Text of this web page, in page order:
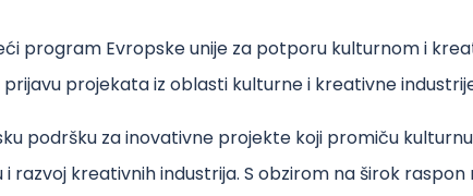
program Evropske unije za potporu kulturnom i
projekata iz oblasti kulturne i kreativne
podršku za inovativne projekte koji promiču
razvoj kreativnih industrija. S obzirom na širok